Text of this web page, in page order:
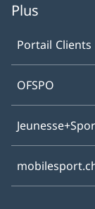
Plus
Portail Clients
OFSPO